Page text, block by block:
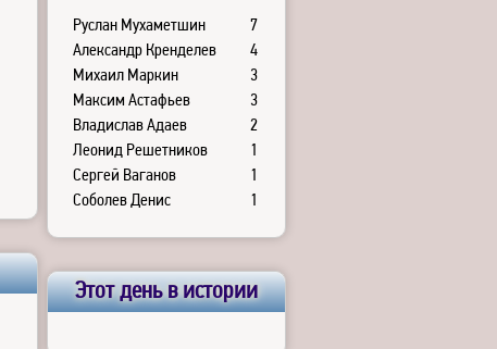
Руслан Мухаметшин
7
Александр Кренделев
4
Михаил Маркин
3
Максим Астафьев
3
Владислав Адаев
2
Леонид Решетников
1
Сергей Ваганов
1
Соболев Денис
1
Этот день в истории